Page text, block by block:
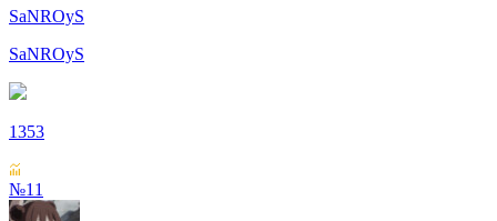
SaNROyS
SaNROyS
1353
№11